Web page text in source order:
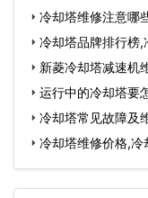
冷却塔维修注意哪
冷却塔品牌排行榜
新菱冷却塔减速机
运行中的冷却塔要
冷却塔常见故障及
冷却塔维修价格,冷